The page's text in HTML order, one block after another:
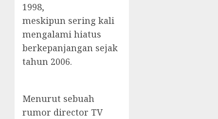
1998,
meskipun sering kali
mengalami hiatus
berkepanjangan sejak
tahun 2006.
Menurut sebuah
rumor director TV